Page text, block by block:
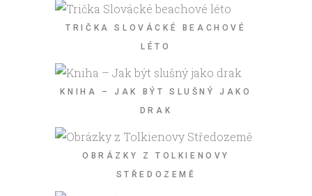
TRIČKA SLOVÁCKÉ BEACHOVÉ
LÉTO
KNIHA – JAK BÝT SLUŠNÝ JAKO
DRAK
OBRÁZKY Z TOLKIENOVY
STŘEDOZEMĚ